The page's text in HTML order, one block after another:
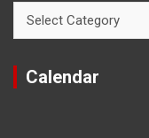
Calendar